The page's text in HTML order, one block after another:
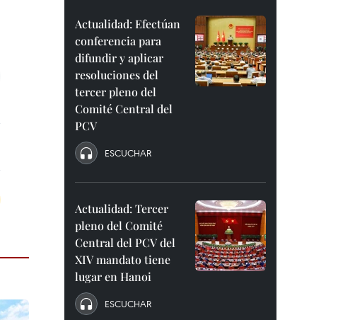
Actualidad: Efectúan
conferencia para
difundir y aplicar
resoluciones del
tercer pleno del
Comité Central del
PCV
ESCUCHAR
Actualidad: Tercer
pleno del Comité
Central del PCV del
XIV mandato tiene
lugar en Hanoi
ESCUCHAR